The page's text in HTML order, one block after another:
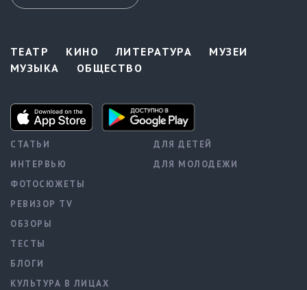
ТЕАТР КИНО ЛИТЕРАТУРА
МУЗЕИ
МУЗЫКА
ОБЩЕСТВО
СТАТЬИ
ИНТЕРВЬЮ
ФОТОСЮЖЕТЫ
РЕВИЗОР TV
ОБЗОРЫ
ТЕСТЫ
БЛОГИ
КУЛЬТУРА В ЛИЦАХ
ДЛЯ ДЕТЕЙ
ДЛЯ МОЛОДЕЖИ